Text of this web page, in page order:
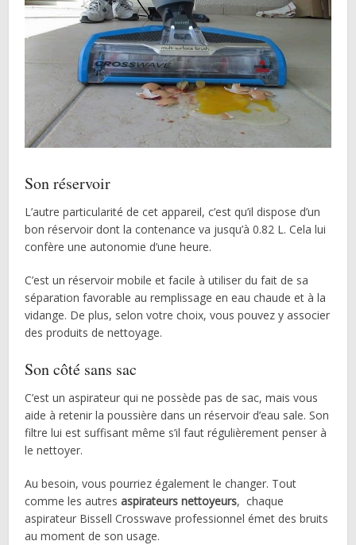
Son réservoir
L’autre particularité de cet appareil, c’est qu’il dispose d’un
bon réservoir dont la contenance va jusqu’à 0.82 L. Cela lui
confère une autonomie d’une heure.
C’est un réservoir mobile et facile à utiliser du fait de sa
séparation favorable au remplissage en eau chaude et à la
vidange. De plus, selon votre choix, vous pouvez y associer
des produits de nettoyage.
Son côté sans sac
C’est un aspirateur qui ne possède pas de sac, mais vous
aide à retenir la poussière dans un réservoir d’eau sale. Son
filtre lui est suffisant même s’il faut régulièrement penser à
le nettoyer.
Au besoin, vous pourriez également le changer. Tout
comme les autresaspirateurs nettoyeurs, chaque
aspirateur Bissell Crosswave professionnel émet des bruits
au moment de son usage.